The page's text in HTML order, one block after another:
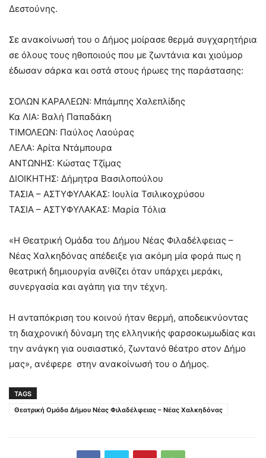
Δεστούνης.
Σε ανακοίνωσή του ο Δήμος μοίρασε θερμά συγχαρητήρια
σε όλους τους ηθοποιούς που με ζωντάνια και χιούμορ
έδωσαν σάρκα και οστά στους ήρωες της παράστασης:
ΣΟΛΩΝ ΚΑΡΑΛΕΩΝ: Μπάμπης Χαλεπλίδης
Κα ΛΙΑ: Βαλή Παπαδάκη
ΤΙΜΟΛΕΩΝ: Παύλος Λαούρας
ΛΕΛΑ: Αρίτα Ντάμπουρα
ΑΝΤΩΝΗΣ: Κώστας Τζίμας
ΔΙΟΙΚΗΤΗΣ: Δήμητρα Βασιλοπούλου
ΤΑΣΙΑ – ΑΣΤΥΦΥΛΑΚΑΣ: Ιουλία Τσιλικοχρύσου
ΤΑΣΙΑ – ΑΣΤΥΦΥΛΑΚΑΣ: Μαρία Τόλια
«Η Θεατρική Ομάδα του Δήμου Νέας Φιλαδέλφειας –
Νέας Χαλκηδόνας απέδειξε για ακόμη μία φορά πως η
θεατρική δημιουργία ανθίζει όταν υπάρχει μεράκι,
συνεργασία και αγάπη για την τέχνη.
Η ανταπόκριση του κοινού ήταν θερμή, αποδεικνύοντας
τη διαχρονική δύναμη της ελληνικής φαρσοκωμωδίας και
την ανάγκη για ουσιαστικό, ζωντανό θέατρο στον Δήμο
μας», ανέφερε στην ανακοίνωσή του ο Δήμος.
TAGS
Θεατρική Ομάδα Δήμου Νέας Φιλαδέλφειας – Νέας Χαλκηδόνας